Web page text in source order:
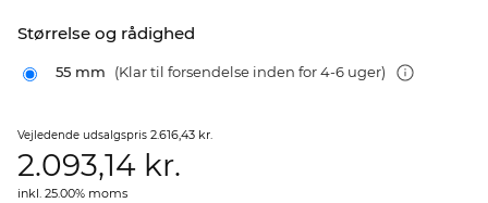
Størrelse og rådighed
55 mm (Klar til forsendelse inden for 4-6 uger)
Vejledende udsalgspris 2.616,43 kr.
2.093,14 kr.
inkl. 25.00% moms